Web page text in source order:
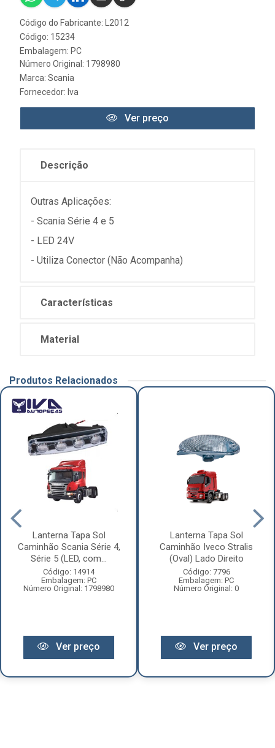
Código do Fabricante: L2012
Código: 15234
Embalagem: PC
Número Original: 1798980
Marca: Scania
Fornecedor: Iva
Ver preço
Descrição
Outras Aplicações:
- Scania Série 4 e 5
- LED 24V
- Utiliza Conector (Não Acompanha)
Características
Material
Produtos Relacionados
Lanterna Tapa Sol
Caminhão Scania Série 4,
Série 5 (LED, com...
Código: 14914
Embalagem: PC
Número Original: 1798980
Ver preço
Lanterna Tapa Sol
Caminhão Iveco Stralis
(Oval) Lado Direito
Código: 7796
Embalagem: PC
Número Original: 0
Ver preço